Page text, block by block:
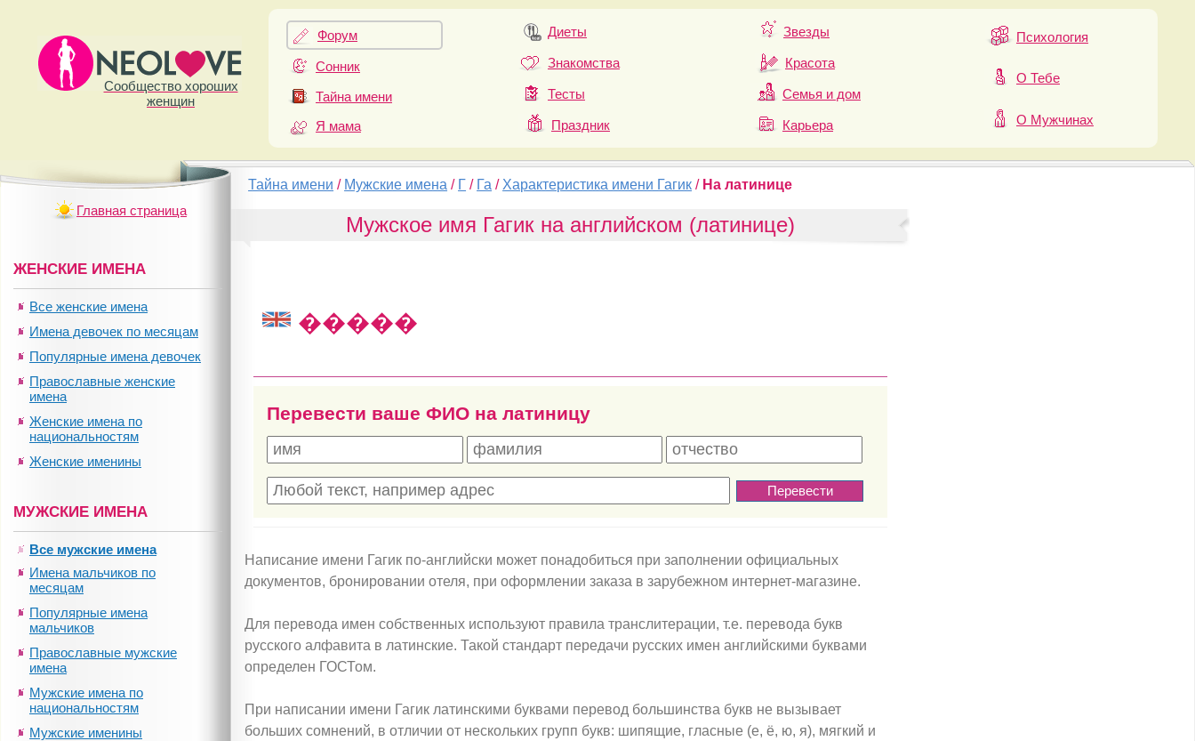
Сообщество хороших
женщин
Форум
Сонник
Тайна имени
Я мама
Диеты
Знакомства
Тесты
Праздник
Звезды
Красота
Семья и дом
Карьера
Психология
О Тебе
О Мужчинах
Тайна имени / Мужские имена / Г / Га / Характеристика имени Гагик / На латинице
Мужское имя Гагик на английском (латинице)
�����
Перевести ваше ФИО на латиницу
Написание имени Гагик по-английски может понадобиться при заполнении официальных
документов, бронировании отеля, при оформлении заказа в зарубежном интернет-магазине.
Для перевода имен собственных используют правила транслитерации, т.е. перевода букв
русского алфавита в латинские. Такой стандарт передачи русских имен английскими буквами
определен ГОСТом.
При написании имени Гагик латинскими буквами перевод большинства букв не вызывает
больших сомнений, в отличии от нескольких групп букв: шипящие, гласные (е, ё, ю, я), мягкий и
Главная страница
ЖЕНСКИЕ ИМЕНА
Все женские имена
Имена девочек по месяцам
Популярные имена девочек
Православные женские
имена
Женские имена по
национальностям
Женские именины
МУЖСКИЕ ИМЕНА
Все мужские имена
Имена мальчиков по
месяцам
Популярные имена
мальчиков
Православные мужские
имена
Мужские имена по
национальностям
Мужские именины